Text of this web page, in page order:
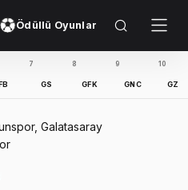
Ödüllü Oyunlar
GS GFK GNC GZT
Galatasaray